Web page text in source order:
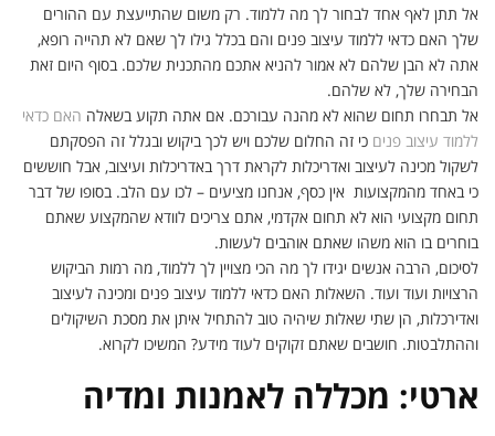
אל תתן לאף אחד לבחור לך מה ללמוד. רק משום שהתייעצת עם ההורים
שלך האם כדאי ללמוד עיצוב פנים והם בכלל גילו לך שאם לא תהייה רופא,
אתה לא הבן שלהם לא אמור להניא אתכם מהתכנית שלכם. בסוף היום זאת
הבחירה שלך, לא שלהם.
אל תבחרו תחום שהוא לא מהנה עבורכם. אם אתה תקוע בשאלה האם כדאי
ללמוד עיצוב פנים כי זה החלום שלכם ויש לכך ביקוש ובגלל זה הפסקתם
לשקול מכינה לעיצוב ואדריכלות לקראת דרך באדריכלות ועיצוב, אבל חוששים
כי באחד מהמקצועות אין כסף, אנחנו מציעים – לכו עם הלב. בסופו של דבר
תחום מקצועי הוא לא תחום אקדמי, אתם צריכים לוודא שהמקצוע שאתם
בוחרים בו הוא משהו שאתם אוהבים לעשות.
לסיכום, הרבה אנשים יגידו לך מה הכי מצויין לך ללמוד, מה רמות הביקוש
הרצויות ועוד ועוד. השאלות האם כדאי ללמוד עיצוב פנים ומכינה לעיצוב
ואדירכלות, הן שתי שאלות שיהיה טוב להתחיל איתן את מסכת השיקולים
וההתלבטות. חושבים שאתם זקוקים לעוד מידע? המשיכו לקרוא.
ארטי: מכללה לאמנות ומדיה